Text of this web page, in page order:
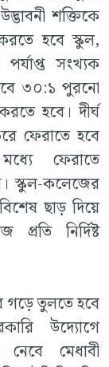
শক্তিকে
হবে স্কুল,
সংখ্যক
৩০:১ পুরনো
হবে। দীর্ঘ
ফেরাতে হবে
মধ্যে ফেরাতে
স্কুল-কলেজের
ছাড় দিয়ে
নির্দিষ্ট
গড়ে তুলতে হবে
উদ্যোগে
নেবে মেধাবী